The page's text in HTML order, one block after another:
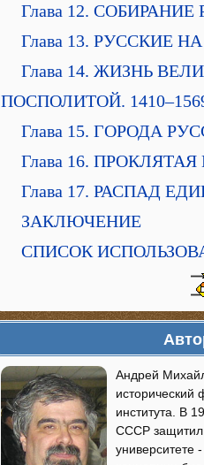
Глава 12.
Глава 13. РУССКИЕ
Глава 14. ЖИЗНЬ
ПОСПОЛИТОЙ.
Глава 15. ГОРОДА
Глава 16.
Глава 17. РАСПАД
ЗАКЛЮЧЕНИЕ
СПИСОК
Андрей
исторический
института. В
СССР защитил
университете